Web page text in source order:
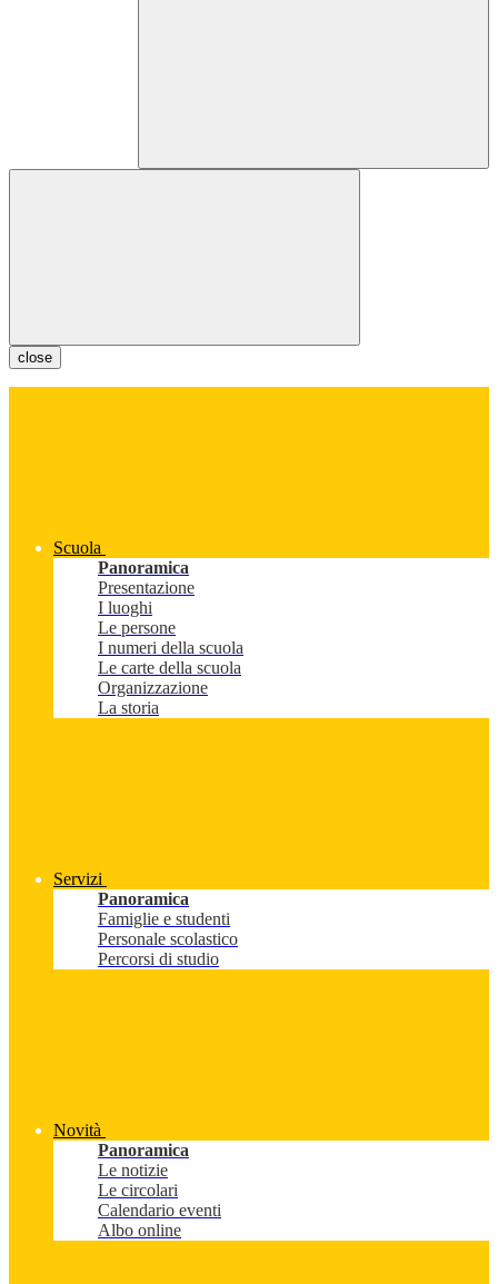
close
Scuola
Panoramica
Presentazione
I luoghi
Le persone
I numeri della scuola
Le carte della scuola
Organizzazione
La storia
Servizi
Panoramica
Famiglie e studenti
Personale scolastico
Percorsi di studio
Novità
Panoramica
Le notizie
Le circolari
Calendario eventi
Albo online